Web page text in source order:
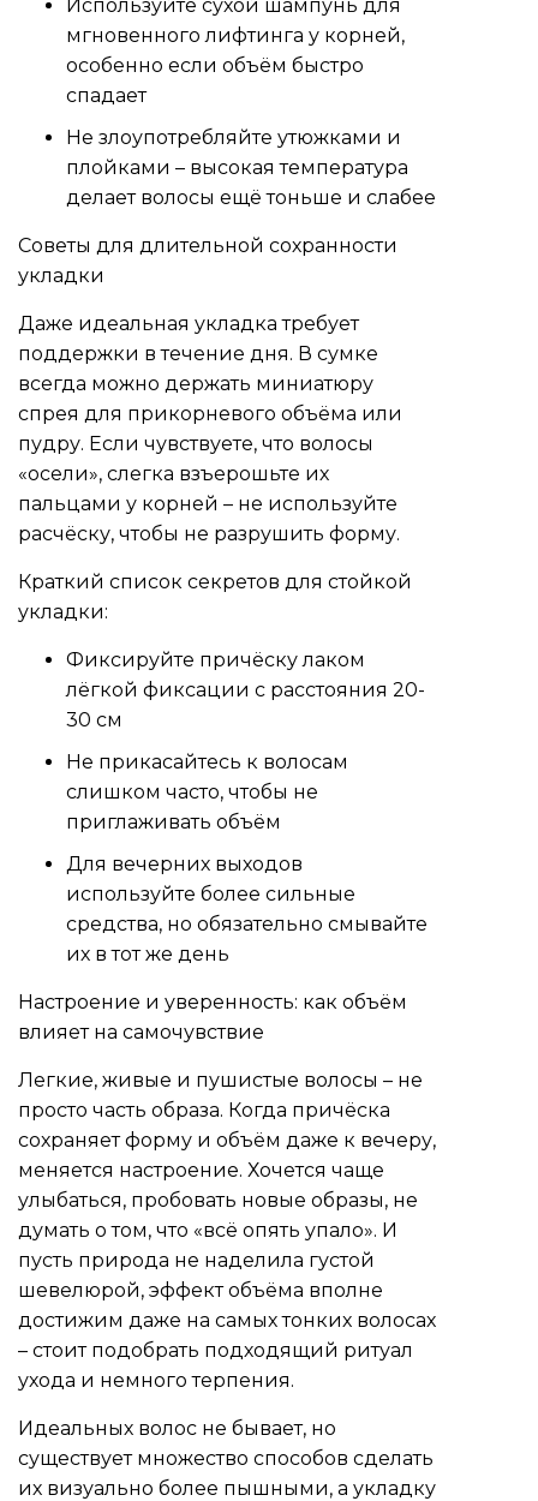
Используйте сухой шампунь для
мгновенного лифтинга у корней,
особенно если объём быстро
спадает
Не злоупотребляйте утюжками и
плойками – высокая температура
делает волосы ещё тоньше и слабее
Советы для длительной сохранности
укладки
Даже идеальная укладка требует
поддержки в течение дня. В сумке
всегда можно держать миниатюру
спрея для прикорневого объёма или
пудру. Если чувствуете, что волосы
«осели», слегка взъерошьте их
пальцами у корней – не используйте
расчёску, чтобы не разрушить форму.
Краткий список секретов для стойкой
укладки:
Фиксируйте причёску лаком
лёгкой фиксации с расстояния 20-
30 см
Не прикасайтесь к волосам
слишком часто, чтобы не
приглаживать объём
Для вечерних выходов
используйте более сильные
средства, но обязательно смывайте
их в тот же день
Настроение и уверенность: как объём
влияет на самочувствие
Легкие, живые и пушистые волосы – не
просто часть образа. Когда причёска
сохраняет форму и объём даже к вечеру,
меняется настроение. Хочется чаще
улыбаться, пробовать новые образы, не
думать о том, что «всё опять упало». И
пусть природа не наделила густой
шевелюрой, эффект объёма вполне
достижим даже на самых тонких волосах
– стоит подобрать подходящий ритуал
ухода и немного терпения.
Идеальных волос не бывает, но
существует множество способов сделать
их визуально более пышными, а укладку